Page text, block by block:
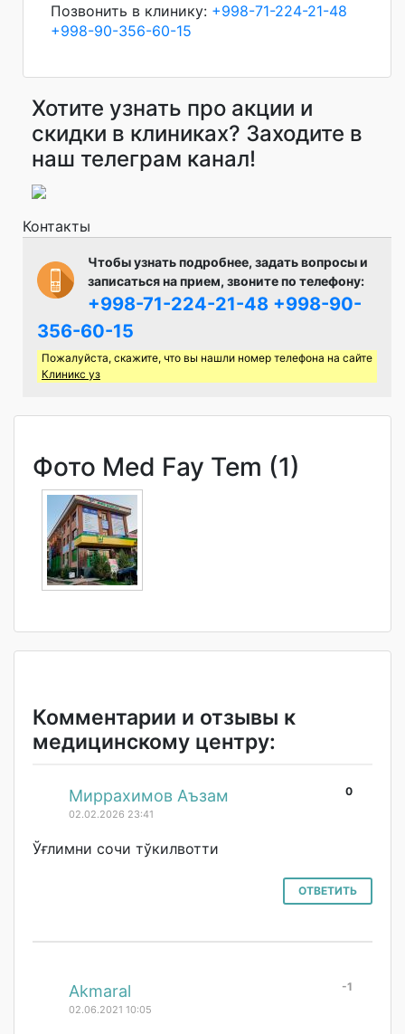
Позвонить в клинику: +998-71-224-21-48
+998-90-356-60-15
Хотите узнать про акции и
скидки в клиниках? Заходите в
наш телеграм канал!
Контакты
Чтобы узнать подробнее, задать вопросы и
записаться на прием, звоните по телефону:
+998-71-224-21-48 +998-90-
356-60-15
Пожалуйста, скажите, что вы нашли номер телефона на сайте
Клиникс уз
Фото Med Fay Tem (1)
Комментарии и отзывы к
медицинскому центру:
0
Миррахимов Аъзам
02.02.2026 23:41
Ўғлимни сочи тўкилвотти
ОТВЕТИТЬ
-1
Akmaral
02.06.2021 10:05